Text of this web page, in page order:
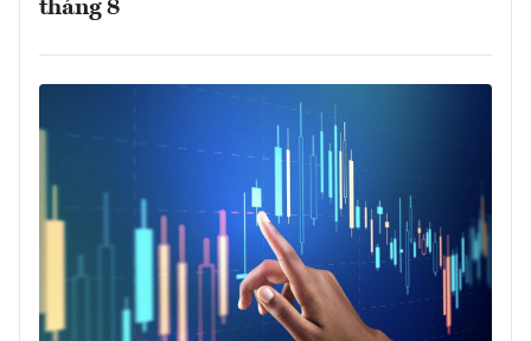
tháng 8